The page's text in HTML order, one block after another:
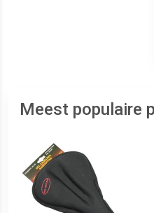
Meest populaire